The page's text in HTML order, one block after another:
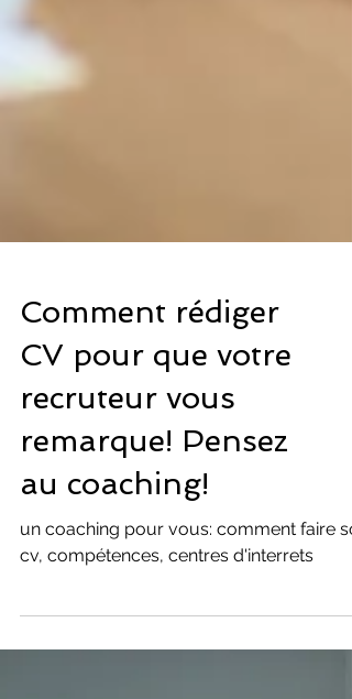
Comment rédiger
CV pour que votre
recruteur vous
remarque! Pensez
au coaching!